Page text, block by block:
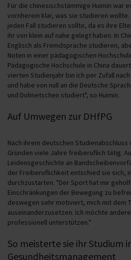
Für die chinesischstämmige Huimin war
vornherein klar, was sie studieren
jeden Fall studieren sollte, da es ihre
ihr von klein auf nahe gelegt haben. In
Englisch als Fremdsprache studieren,
Noten in einer pädagogischen
Pädagogische Hochschule in China
vierten Studienjahr bin ich per Zufall
und habe von null an die Deutsche
und Dolmetschen studiert", so Huimin.
Auf Umwegen zur DHfPG
Nach ihrem deutschen Studienabschluss
Gründen viele Jahre freiberuflich tätig.
Leidensgeschichte an
der Freiberuflichkeit entschied sie sich,
durchzustarten. "Der Sport hat mir
Einschränkungen der Bewegung zu
deswegen sehr motiviert, mich mit dem
auseinanderzusetzen. Ich möchte
professionell unterstützen."
So meisterte sie ihr Studium
Gesundheitsmanagement